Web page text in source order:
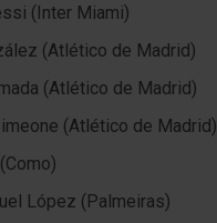
(Inter Miami)
(Atlético de Madrid)
(Atlético de Madrid)
(Atlético de Madrid)
López (Palmeiras)